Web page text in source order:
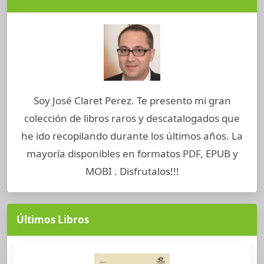
Soy José Claret Perez. Te presento mi gran
colección de libros raros y descatalogados que
he ido recopilando durante los últimos años. La
mayoría disponibles en formatos PDF, EPUB y
MOBI . Disfrutalos!!!
Últimos Libros